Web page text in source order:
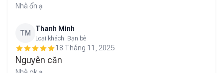
Nhà ổn ạ
TM
Thanh Minh
Loại khách: Bạn bè
18 Tháng 11, 2025
Nguyên căn